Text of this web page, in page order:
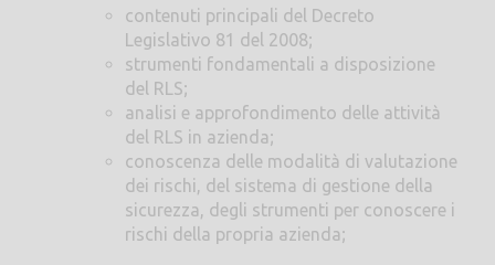
contenuti principali del Decreto
Legislativo 81 del 2008;
strumenti fondamentali a disposizione
del RLS;
analisi e approfondimento delle attività
del RLS in azienda;
conoscenza delle modalità di valutazione
dei rischi, del sistema di gestione della
sicurezza, degli strumenti per conoscere i
rischi della propria azienda;